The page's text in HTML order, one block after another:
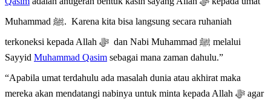
Muhammad ﷺ. Karena kita bisa langsung secara ruhaniah
terkoneksi kepada Allah ﷻ dan Nabi Muhammad ﷺ melalui
Sayyid Muhammad Qasim sebagai mana zaman dahulu.”
“Apabila umat terdahulu ada masalah dunia atau akhirat maka
mereka akan mendatangi nabinya untuk minta kepada Allah ﷻ agar